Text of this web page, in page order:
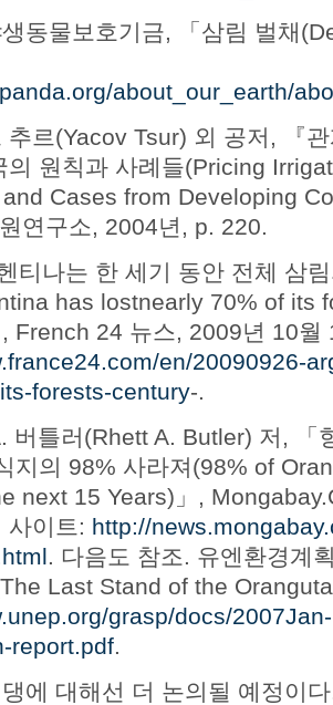
동물보호기금, 「삼림 벌채
about_our_earth/
추르(Yacov Tsur) 외 공저, 『
의 원칙과 사례들(Pricing
Cases from Developing
연구소, 2004년, p. 220.
티나는 한 세기 동안 전체 삼
has lostnearly 70% of its
French 24 뉴스, 2009년 10월
en/20090926-
forests-century-.
버틀러(Rhett A. Butler) 저, 「
지의 98% 사라져(98% of
next 15 Years)」,
사이트: http://
. 다음도 참조. 유엔환경계
Last Stand of the
grasp/docs/
report.pdf.
에 대해선 더 논의될 예정이